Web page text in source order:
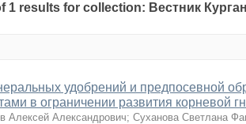
1 results for collection: Вестник
удобрений и предпосевной
в ограничении развития корневой
Алексей Александрович; Суханова Светлана